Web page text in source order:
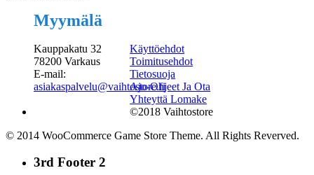
Myymälä
Kauppakatu 32
78200 Varkaus
E-mail:
asiakaspalvelu@vaihtostore.fi
Käyttöehdot
Toimitusehdot
Tietosuoja
Ajo-Ohjeet Ja Ota
Yhteyttä Lomake
©2018 Vaihtostore
© 2014 WooCommerce Game Store Theme. All Rights Reverved.
3rd Footer 2